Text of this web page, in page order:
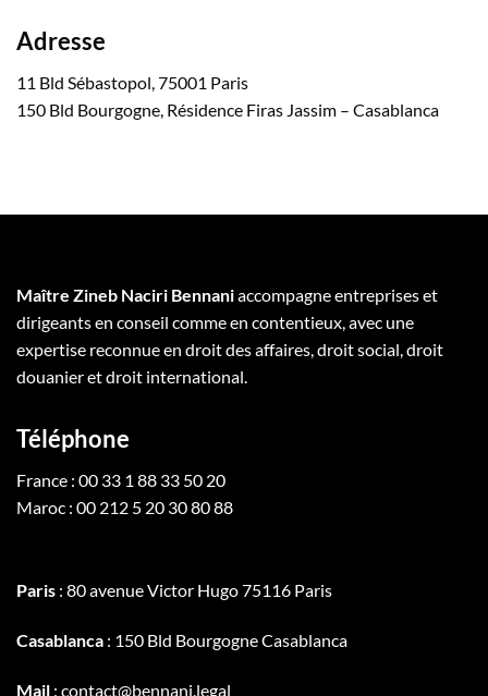
Adresse
11 Bld Sébastopol, 75001 Paris
150 Bld Bourgogne, Résidence Firas Jassim – Casablanca
Maître Zineb Naciri Bennaniaccompagne entreprises et
dirigeants en conseil comme en contentieux, avec une
expertise reconnue en droit des affaires, droit social, droit
douanier et droit international.
Téléphone
France : 00 33 1 88 33 50 20
Maroc : 00 212 5 20 30 80 88
Paris : 80 avenue Victor Hugo 75116 Paris
Casablanca : 150 Bld Bourgogne Casablanca
Mail : contact@bennani.legal